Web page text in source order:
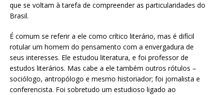
que se voltam à tarefa de compreender as particularidades do
Brasil.
É comum se referir a ele como crítico literário, mas é difícil
rotular um homem do pensamento com a envergadura de
seus interesses. Ele estudou literatura, e foi professor de
estudos literários. Mas cabe a ele também outros rótulos –
sociólogo, antropólogo e mesmo historiador; foi jornalista e
conferencista. Foi sobretudo um estudioso ligado ao